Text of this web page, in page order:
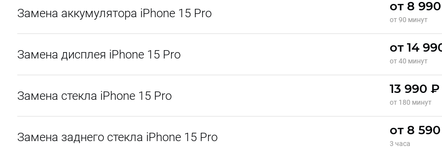
Замена аккумулятора iPhone 15 Pro от 8
от 90 минут
Замена дисплея iPhone 15 Pro от 14
от 40 минут
Замена стекла iPhone 15 Pro 13 990 ₽
от 180 минут
Замена заднего стекла iPhone 15 Pro от 8
3 часа